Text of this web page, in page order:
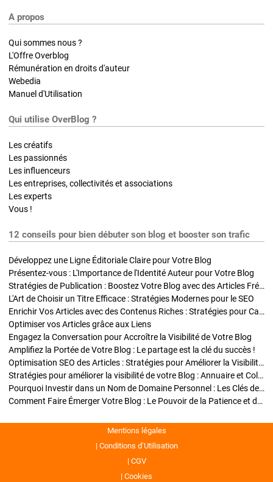
A propos
Qui sommes nous ?
L'Offre Overblog
Rémunération en droits d'auteur
Webedia
Manuel d'Utilisation
Qui utilise OverBlog ?
Les créatifs
Les passionnés
Les influenceurs
Les entreprises, collectivités et associations
Les experts
Vous !
12 conseils pour bien débuter son blog et booster son trafic
Développez une Ligne Éditoriale Claire pour Votre Blog
Présentez-vous : L'Importance de l'Identité Auteur pour Votre Blog
Stratégies de Publication : Boostez Votre Blog avec des Articles Fréquents et Exclusifs
L'Art de Choisir un Titre Efficace : Stratégies Modernes pour le SEO
Enrichir Vos Articles avec des Contenus Riches : Stratégies pour Captiver et Optimiser
Optimiser vos Articles grâce aux Liens
Engagez la Conversation pour Accroître la Visibilité de Votre Blog
Amplifiez la Portée de Votre Blog : Le partage est la clé du succès !
Optimisation SEO des Articles : Stratégies pour Améliorer la Visibilité de Votre Blog
Stratégies pour améliorer la visibilité de votre Blog : Annuaire et Collaborations
Pourquoi Investir dans un Nom de Domaine Personnel : Les Clés de la Réussite de Votre Blog
Comment Faire Émerger Votre Blog : Le Pouvoir de la Patience et de la Persévérance
Mentions légales
Conditions d’Utilisation
CGV
Cookies